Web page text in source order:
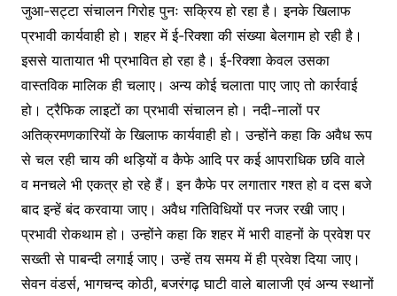
जुआ-सट्टा संचालन गिरोह पुनः सक्रिय हो रहा है। इनके खिलाफ
प्रभावी कार्यवाही हो। शहर में ई-रिक्शा की संख्या बेलगाम हो रही है।
इससे यातायात भी प्रभावित हो रहा है। ई-रिक्शा केवल उसका
वास्तविक मालिक ही चलाए। अन्य कोई चलाता पाए जाए तो कार्रवाई
हो। ट्रैफिक लाइटों का प्रभावी संचालन हो। नदी-नालों पर
अतिक्रमणकारियों के खिलाफ कार्यवाही हो। उन्होंने कहा कि अवैध रूप
से चल रही चाय की थड़ियों व कैफे आदि पर कई आपराधिक छवि वाले
व मनचले भी एकत्र हो रहे हैं। इन कैफे पर लगातार गश्त हो व दस बजे
बाद इन्हें बंद करवाया जाए। अवैध गतिविधियों पर नजर रखी जाए।
प्रभावी रोकथाम हो। उन्होंने कहा कि शहर में भारी वाहनों के प्रवेश पर
सख्ती से पाबन्दी लगाई जाए। उन्हें तय समय में ही प्रवेश दिया जाए।
सेवन वंडर्स, भागचन्द कोठी, बजरंगढ़ घाटी वाले बालाजी एवं अन्य स्थानों